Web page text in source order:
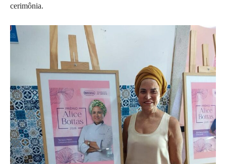
cerimônia.